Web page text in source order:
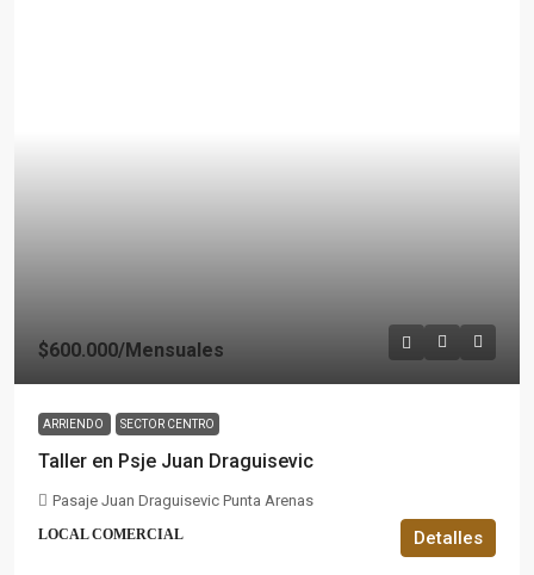
$600.000/Mensuales
ARRIENDO SECTOR CENTRO
Taller en Psje Juan Draguisevic
Pasaje Juan Draguisevic Punta Arenas
LOCAL COMERCIAL Detalles